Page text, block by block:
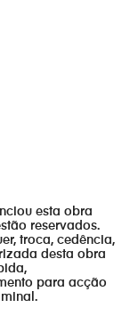
esta obra
reservados.
troca, cedência,
desta obra
para acção